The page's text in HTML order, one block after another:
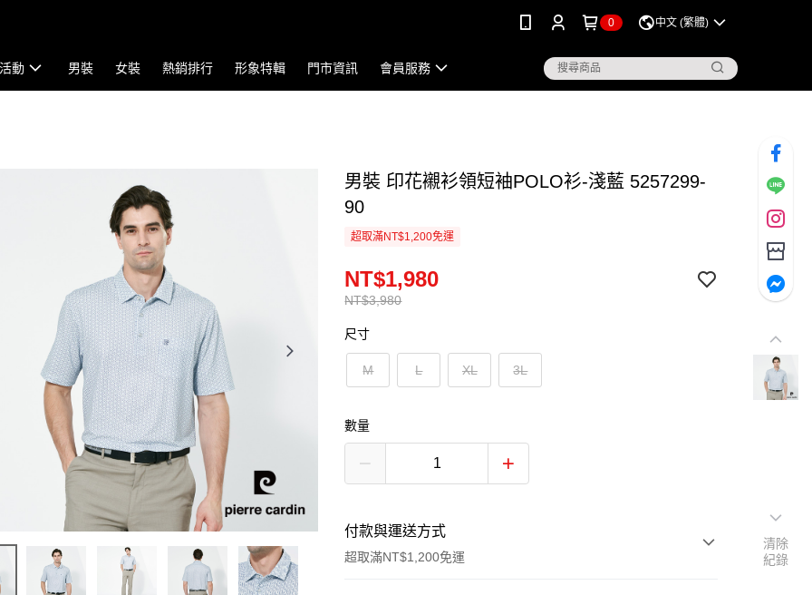
0 中文 (繁體)
動 男裝 女裝 熱銷排行 形象特輯 門市資訊 會員服務
男裝 印花襯衫領短袖POLO衫-淺藍 5257299-
90
超取滿NT$1,200免運
NT$3,980
NT$1,980
尺寸
M L XL 3L
數量
付款與運送方式
超取滿NT$1,200免運
清除
紀錄